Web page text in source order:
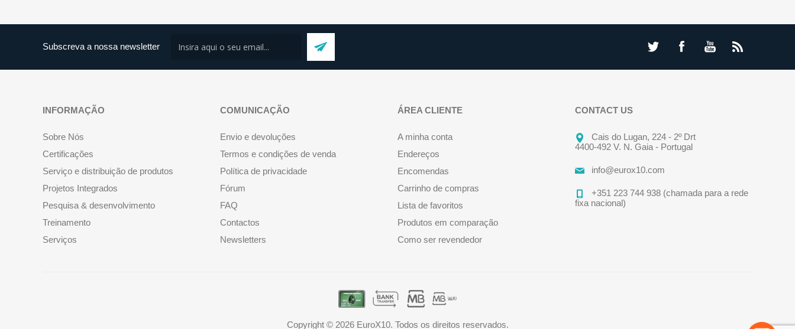
Subscreva a nossa newsletter
INFORMAÇÃO
Sobre Nós
Certificações
Serviço e distribuição de produtos
Projetos Integrados
Pesquisa & desenvolvimento
Treinamento
Serviços
COMUNICAÇÃO
Envio e devoluções
Termos e condições de venda
Política de privacidade
Fórum
FAQ
Contactos
Newsletters
ÁREA CLIENTE
A minha conta
Endereços
Encomendas
Carrinho de compras
Lista de favoritos
Produtos em comparação
Como ser revendedor
CONTACT US
Cais do Lugan, 224 - 2º Drt
4400-492 V. N. Gaia - Portugal
info@eurox10.com
+351 223 744 938 (chamada para a rede
fixa nacional)
Copyright © 2026 EuroX10. Todos os direitos reservados.